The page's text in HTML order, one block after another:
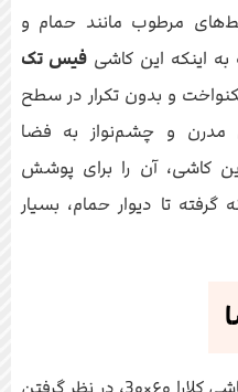
مرطوب مانند حمام و
اینکه این کاشی فیس تک
و بدون تکرار در سطح
و چشم‌نواز به فضا
کاشی، آن را برای پوشش
تا دیوار حمام، بسیار